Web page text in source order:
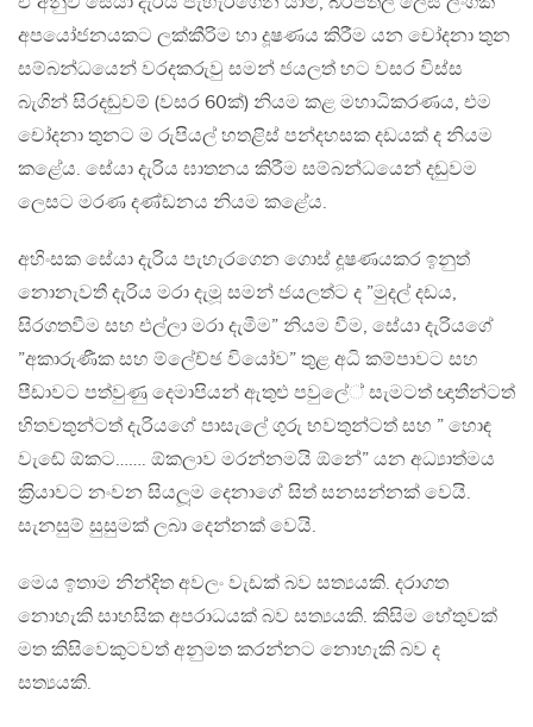
අපයෝජනයකට ලක්කීරිම හා දූෂණය කිරීම යන චෝදනා තුන
සම්බන්ධයෙන් වරදකරුවු සමන් ජයලත් හට වසර විස්ස
බැගින් සිරදඬුවම් (වසර 60ක්) නියම කළ මහාධිකරණය, එම
චෝදනා තුනට ම රුපියල් හතළිස් පන්දහසක දඩයක් ද නියම
කළේය. සේයා දැරිය ඝාතනය කිරීම සම්බන්ධයෙන් දඬුවම
ලෙසට මරණ දණ්ඩනය නියම කළේය.
අහිංසක සේයා දැරිය පැහැරගෙන ගොස් දූෂණයකර ඉනුත්
නොනැවතී දැරිය මරා දැමූ සමන් ජයලත්ට ද ”මුදල් දඩය,
සිරගතවීම සහ එල්ලා මරා දැමීම” නියම වීම, සේයා දැරියගේ
”අකාරුණීක සහ ම්ලේච්ඡ වියෝව” තුළ අධි කම්පාවට සහ
පීඩාවට පත්වුණු දෙමාපියන් ඇතුළු පවුලේ් සැමටත් ඥාතීන්ටත්
හිතවතුන්ටත් දැරියගේ පාසැලේ ගුරු භවතුන්ටත් සහ ” හොඳ
වැඬේ ඕකට……. ඕකලාව මරන්නමයි ඕනේ” යන අධ්‍යාත්මය
ක‍්‍රියාවට නංවන සියලූම දෙනාගේ සිත් සනසන්නක් වෙයි.
සැනසුම් සුසුමක් ලබා දෙන්නක් වෙයි.
මෙය ඉතාම නින්දිත අවලං වැඩක් බව සත්‍යයකි. දරාගත
නොහැකි සාහසික අපරාධයක් බව සත්‍යයකි. කිසිම හේතුවක්
මත කිසිවෙකුටවත් අනුමත කරන්නට නොහැකි බව ද
සත්‍යයකි.